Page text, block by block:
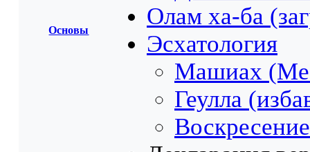
Основы
Олам ха-ба
Эсхатология
Машиах
Геулла